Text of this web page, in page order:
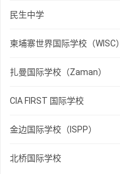
民生中学
柬埔寨世界国际学校（WISC）
扎曼国际学校（Zaman）
CIA FIRST 国际学校
金边国际学校（ISPP）
北桥国际学校